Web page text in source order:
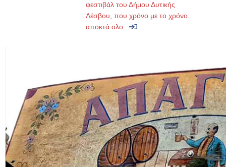
φεστιβάλ του Δήμου Δυτικής
Λέσβου, που χρόνο με το χρόνο
αποκτά ολο...